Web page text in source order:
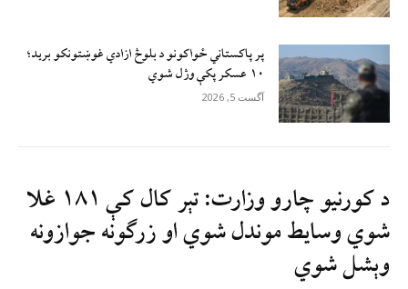
پر پاکستاني ځواکونو د بلوڅ‌ ازادي غوښتونکو بريد؛
۱۰ عسکر پکې وژل شوي
آگست 5, 2026
د کورنيو چارو وزارت: تېر کال کې ۱۸۱ غلا
شوي وسایط موندل شوي او زرګونه جوازونه
وېشل شوي